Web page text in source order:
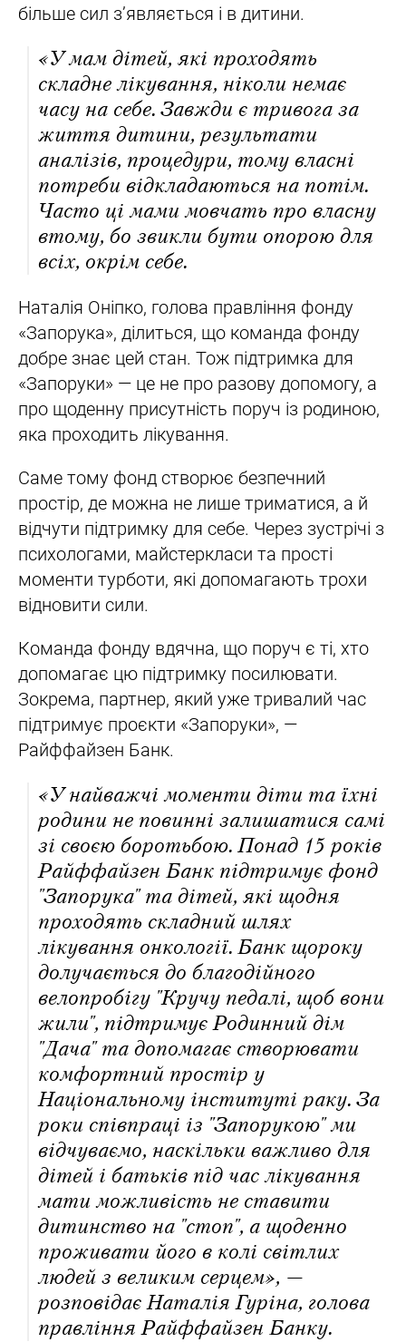
більше сил з’являється і в дитини.
«У мам дітей, які проходять
складне лікування, ніколи немає
часу на себе. Завжди є тривога за
життя дитини, результати
аналізів, процедури, тому власні
потреби відкладаються на потім.
Часто ці мами мовчать про власну
втому, бо звикли бути опорою для
всіх, окрім себе.
Наталія Оніпко, голова правління фонду
«Запорука», ділиться, що команда фонду
добре знає цей стан. Тож підтримка для
«Запоруки» — це не про разову допомогу, а
про щоденну присутність поруч із родиною,
яка проходить лікування.
Саме тому фонд створює безпечний
простір, де можна не лише триматися, а й
відчути підтримку для себе. Через зустрічі з
психологами, майстеркласи та прості
моменти турботи, які допомагають трохи
відновити сили.
Команда фонду вдячна, що поруч є ті, хто
допомагає цю підтримку посилювати.
Зокрема, партнер, який уже тривалий час
підтримує проєкти «Запоруки», —
Райффайзен Банк.
«У найважчі моменти діти та їхні
родини не повинні залишатися самі
зі своєю боротьбою. Понад 15 років
Райффайзен Банк підтримує фонд
"Запорука" та дітей, які щодня
проходять складний шлях
лікування онкології. Банк щороку
долучається до благодійного
велопробігу "Кручу педалі, щоб вони
жили", підтримує Родинний дім
"Дача" та допомагає створювати
комфортний простір у
Національному інституті раку. За
роки співпраці із "Запорукою" ми
відчуваємо, наскільки важливо для
дітей і батьків під час лікування
мати можливість не ставити
дитинство на "стоп", а щоденно
проживати його в колі світлих
людей з великим серцем», —
розповідає Наталія Гуріна, голова
правління Райффайзен Банку.